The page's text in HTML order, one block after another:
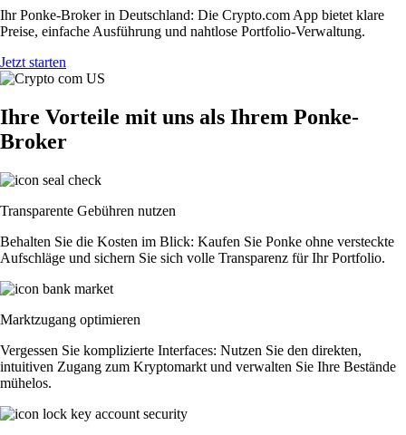
Ihr Ponke-Broker in Deutschland: Die Crypto.com App bietet klare
Preise, einfache Ausführung und nahtlose Portfolio-Verwaltung.
Jetzt starten
Ihre Vorteile mit uns als Ihrem Ponke-
Broker
Transparente Gebühren nutzen
Behalten Sie die Kosten im Blick: Kaufen Sie Ponke ohne versteckte
Aufschläge und sichern Sie sich volle Transparenz für Ihr Portfolio.
Marktzugang optimieren
Vergessen Sie komplizierte Interfaces: Nutzen Sie den direkten,
intuitiven Zugang zum Kryptomarkt und verwalten Sie Ihre Bestände
mühelos.